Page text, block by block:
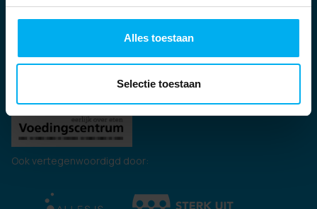
Alles toestaan
Selectie toestaan
Kernpartners:
Ook vertegenwoordigd door: